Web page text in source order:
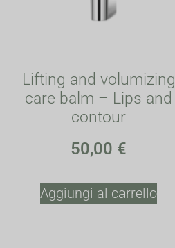
Lifting and volumizing
care balm – Lips and
contour
50,00 €
Aggiungi al carrello